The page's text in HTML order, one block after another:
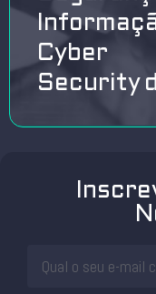
Cyber
Security